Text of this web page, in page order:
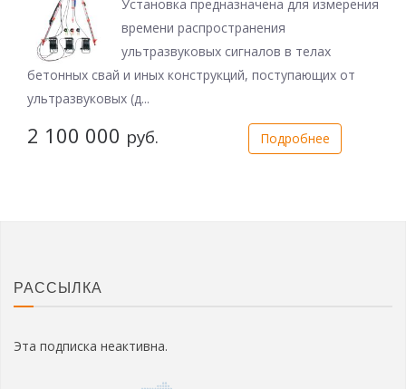
Установка предназначена для измерения
времени распространения
ультразвуковых сигналов в телах
бетонных свай и иных конструкций, поступающих от
ультразвуковых (д...
2 100 000 руб. Подробнее
РАССЫЛКА
Эта подписка неактивна.